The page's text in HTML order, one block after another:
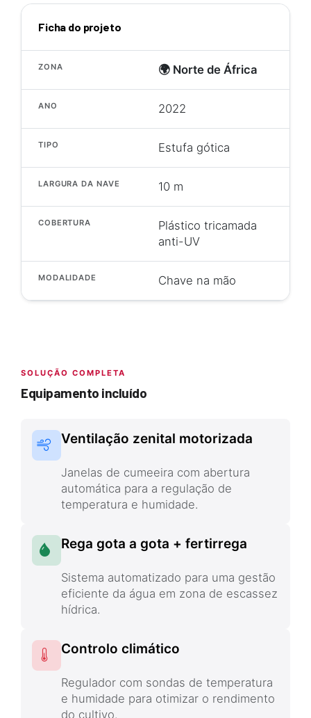
Ficha do projeto
ZONA 🌍 Norte de África
ANO 2022
TIPO Estufa gótica
LARGURA DA NAVE 10 m
COBERTURA
Plástico tricamada
anti-UV
MODALIDADE Chave na mão
SOLUÇÃO COMPLETA
Equipamento incluído
Ventilação zenital motorizada
Janelas de cumeeira com abertura
automática para a regulação de
temperatura e humidade.
Rega gota a gota + fertirrega
Sistema automatizado para uma gestão
eficiente da água em zona de escassez
hídrica.
Controlo climático
Regulador com sondas de temperatura
e humidade para otimizar o rendimento
do cultivo.